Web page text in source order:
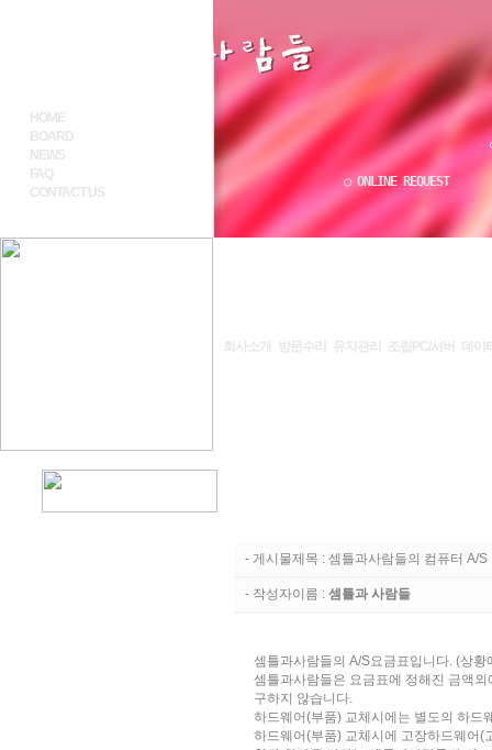
HOME
BOARD
NEWS
FAQ
CONTACT US
○ ONLINE REQUEST
회사소개 방문수리 유지관리 조립PC/서버 데이
- 게시물제목 : 셈틀과사람들의 컴퓨터 A/S
- 작성자이름 : 셈틀과 사람들
셈틀과사람들의 A/S요금표입니다. (상
셈틀과사람들은 요금표에 정해진 금액
구하지 않습니다.
하드웨어(부품) 교체시에는 별도의 하드
하드웨어(부품) 교체시에 고장하드웨어(